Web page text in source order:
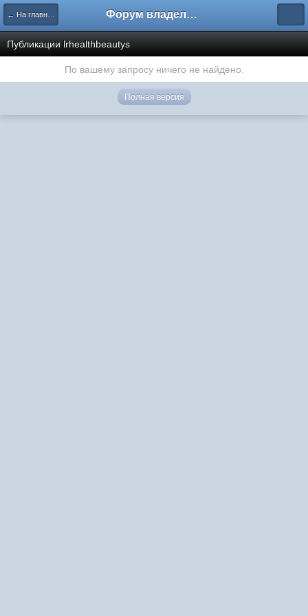
← На главную Форум владельцев интернет-магазинов
Публикации lrhealthbeautys
По вашему запросу ничего не найдено.
Полная версия